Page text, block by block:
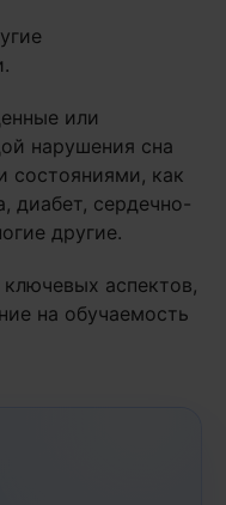
или
нарушения сна
состояниями, как
диабет, сердечно-
другие.
аспектов,
на обучаемость